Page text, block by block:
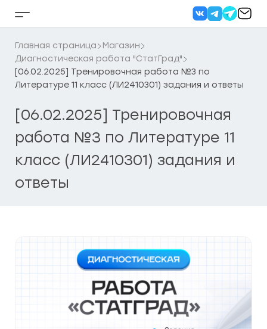
Кнопка
бокового
меню
Главная страница
Магазин
Диагностическая работа "СтатГрад"
[06.02.2025] Тренировочная работа №3 по
Литературе 11 класс (ЛИ2410301) задания и ответы
[06.02.2025] Тренировочная
работа №3 по Литературе 11
класс (ЛИ2410301) задания и
ответы